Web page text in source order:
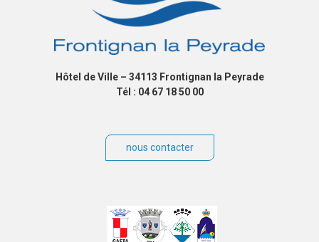
Hôtel de Ville – 34113 Frontignan la Peyrade
Tél : 04 67 18 50 00
nous contacter